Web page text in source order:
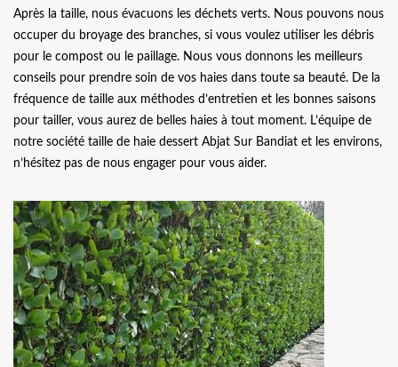
Après la taille, nous évacuons les déchets verts. Nous pouvons nous
occuper du broyage des branches, si vous voulez utiliser les débris
pour le compost ou le paillage. Nous vous donnons les meilleurs
conseils pour prendre soin de vos haies dans toute sa beauté. De la
fréquence de taille aux méthodes d’entretien et les bonnes saisons
pour tailler, vous aurez de belles haies à tout moment. L’équipe de
notre société taille de haie dessert Abjat Sur Bandiat et les environs,
n’hésitez pas de nous engager pour vous aider.